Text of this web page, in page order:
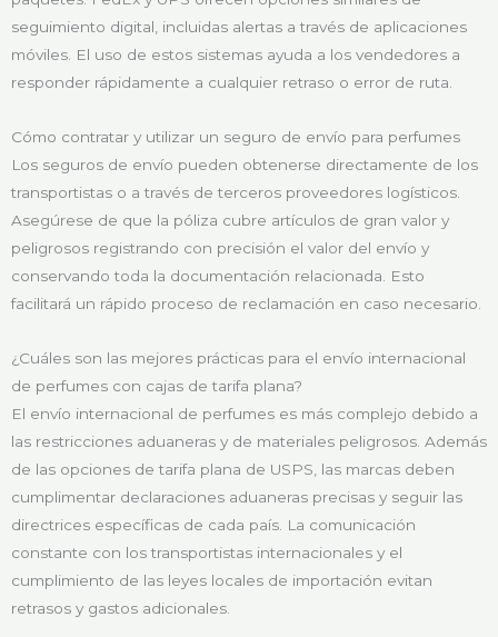
seguimiento digital, incluidas alertas a través de aplicaciones
móviles. El uso de estos sistemas ayuda a los vendedores a
responder rápidamente a cualquier retraso o error de ruta.
Cómo contratar y utilizar un seguro de envío para perfumes
Los seguros de envío pueden obtenerse directamente de los
transportistas o a través de terceros proveedores logísticos.
Asegúrese de que la póliza cubre artículos de gran valor y
peligrosos registrando con precisión el valor del envío y
conservando toda la documentación relacionada. Esto
facilitará un rápido proceso de reclamación en caso necesario.
¿Cuáles son las mejores prácticas para el envío internacional
de perfumes con cajas de tarifa plana?
El envío internacional de perfumes es más complejo debido a
las restricciones aduaneras y de materiales peligrosos. Además
de las opciones de tarifa plana de USPS, las marcas deben
cumplimentar declaraciones aduaneras precisas y seguir las
directrices específicas de cada país. La comunicación
constante con los transportistas internacionales y el
cumplimiento de las leyes locales de importación evitan
retrasos y gastos adicionales.